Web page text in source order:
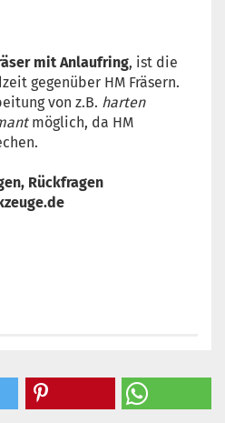
mit Anlaufring, ist die
gegenüber HM Fräsern.
von z.B. harten
möglich, da HM
Rückfragen